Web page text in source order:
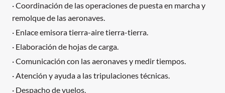
· Coordinación de las operaciones de puesta en marcha y
remolque de las aeronaves.
· Enlace emisora tierra-aire tierra-tierra.
· Elaboración de hojas de carga.
· Comunicación con las aeronaves y medir tiempos.
· Atención y ayuda a las tripulaciones técnicas.
· Despacho de vuelos.